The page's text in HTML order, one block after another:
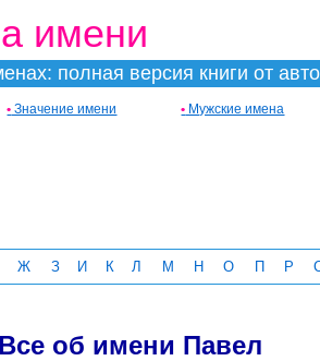
имени
полная версия книги от
• Значение имени • Мужские имена
Ж З И К Л М Н О П Р
Все об имени Павел